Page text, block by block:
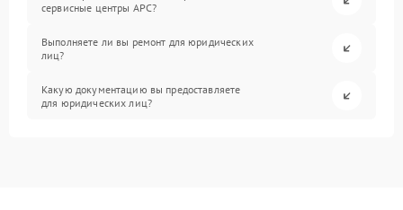
сервисные центры APC?
Выполняете ли вы ремонт для юридических
лиц?
Какую документацию вы предоставляете
для юридических лиц?